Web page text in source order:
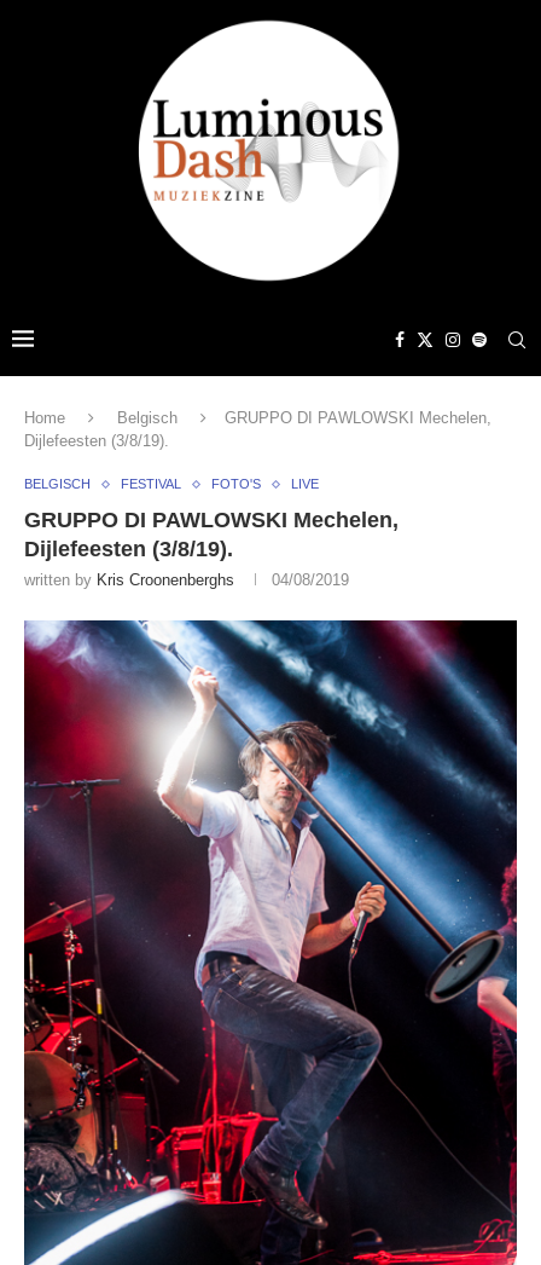
Home Belgisch
GRUPPO DI PAWLOWSKI Mechelen,
Dijlefeesten (3/8/19).
BELGISCH FESTIVAL FOTO'S LIVE
GRUPPO DI PAWLOWSKI Mechelen,
Dijlefeesten (3/8/19).
written by Kris Croonenberghs 04/08/2019